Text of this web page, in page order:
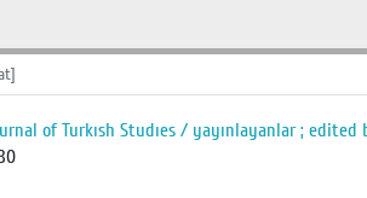
of Turkısh Studıes / yayınlayanlar ; edited